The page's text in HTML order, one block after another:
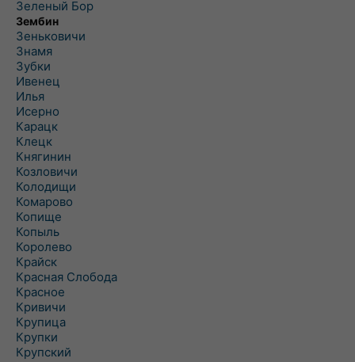
Зеленый Бор
Зембин
Зеньковичи
Знамя
Зубки
Ивенец
Илья
Исерно
Карацк
Клецк
Княгинин
Козловичи
Колодищи
Комарово
Копище
Копыль
Королево
Крайск
Красная Слобода
Красное
Кривичи
Крупица
Крупки
Крупский